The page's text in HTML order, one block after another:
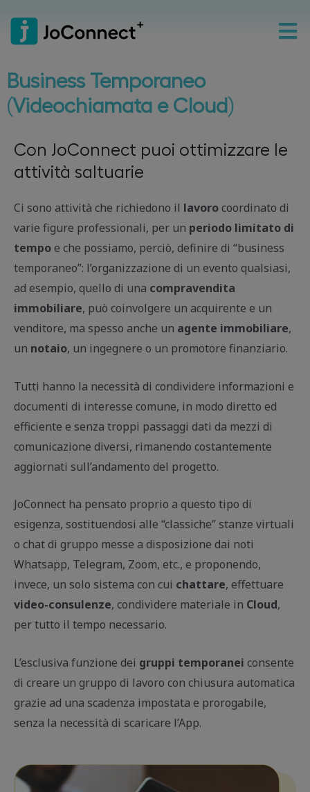
Business Temporaneo
(Videochiamata e Cloud)
Con JoConnect puoi ottimizzare le
attività saltuarie
Ci sono attività che richiedono il lavorocoordinato di
varie figure professionali, per un periodo limitato di
tempoe che possiamo, perciò, definire di “business
temporaneo”: l’organizzazione di un evento qualsiasi,
ad esempio, quello di una compravendita
immobiliare, può coinvolgere un acquirente e un
venditore, ma spesso anche un agente immobiliare,
un notaio, un ingegnere o un promotore finanziario.
Tutti hanno la necessità di condividere informazioni e
documenti di interesse comune, in modo diretto ed
efficiente e senza troppi passaggi dati da mezzi di
comunicazione diversi, rimanendo costantemente
aggiornati sull’andamento del progetto.
JoConnect ha pensato proprio a questo tipo di
esigenza, sostituendosi alle “classiche” stanze virtuali
o chat di gruppo messe a disposizione dai noti
Whatsapp, Telegram, Zoom, etc., e proponendo,
invece, un solo sistema con cui chattare, effettuare
video-consulenze, condividere materiale in Cloud,
per tutto il tempo necessario.
L’esclusiva funzione dei gruppi temporanei consente
di creare un gruppo di lavoro con chiusura automatica
grazie ad una scadenza impostata e prorogabile,
senza la necessità di scaricare l’App.